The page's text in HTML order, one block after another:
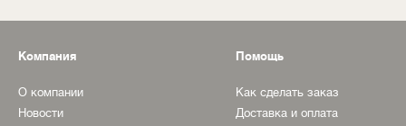
Компания
О компании
Новости
Помощь
Как сделать заказ
Доставка и оплата